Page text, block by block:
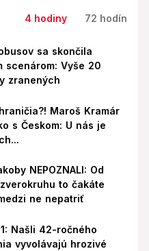
4 hodiny 72 hodín
sa skončila
scenárom: Vyše 20
zranených
Maroš Kramár
s Českom: U nás je
NEPOZNALI: Od
to čakáte
ne nepatriť
Našli 42-ročného
vyvolávajú hrozivé